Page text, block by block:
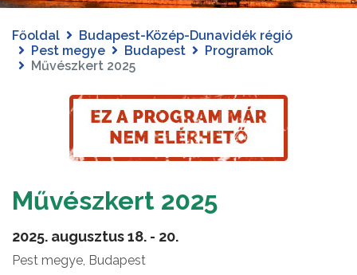
Főoldal
Budapest-Közép-Dunavidék régió
Pest megye
Budapest
Programok
Művészkert 2025
Művészkert 2025
2025. augusztus 18. - 20.
Pest megye, Budapest